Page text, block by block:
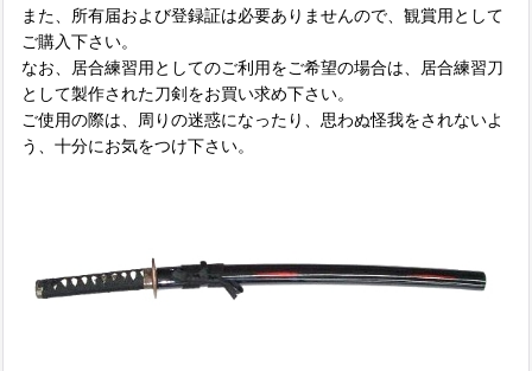
また、所有届および登録証は必要ありませんので、観賞用として
ご購入下さい。
なお、居合練習用としてのご利用をご希望の場合は、居合練習刀
として製作された刀剣をお買い求め下さい。
ご使用の際は、周りの迷惑になったり、思わぬ怪我をされないよ
う、十分にお気をつけ下さい。